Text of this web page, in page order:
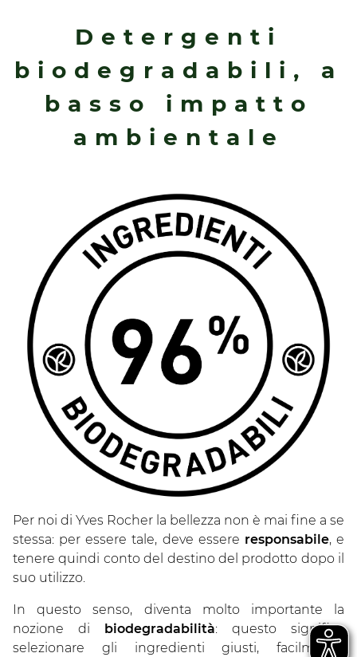
Detergenti
biodegradabili, a
basso impatto
ambientale
Per noi di Yves Rocher la bellezza non è mai fine a se
stessa: per essere tale, deve essere responsabile, e
tenere quindi conto del destino del prodotto dopo il
suo utilizzo.
In questo senso, diventa molto importante la
nozione di
biodegradabilità: questo significa
selezionare gli ingredienti giusti, facilmente